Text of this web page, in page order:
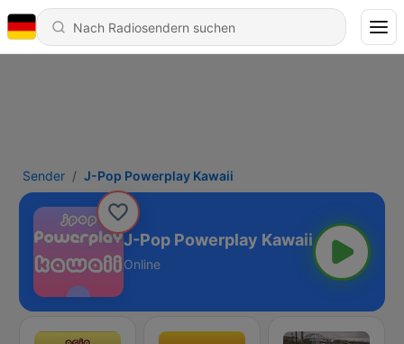
Sender J-Pop Powerplay Kawaii
J-Pop Powerplay Kawaii
Online